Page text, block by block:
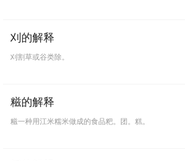
刈的解释
刈割草或谷类除。
糍的解释
糍一种用江米糯米做成的食品粑。团。糕。